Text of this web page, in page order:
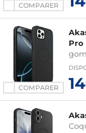
COMPARER
COMPARER
Pro
16